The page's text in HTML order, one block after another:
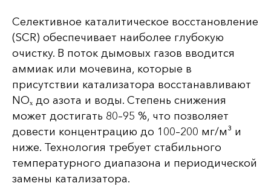
Селективное каталитическое восстановление
(SCR) обеспечивает наиболее глубокую
очистку. В поток дымовых газов вводится
аммиак или мочевина, которые в
присутствии катализатора восстанавливают
NOₓ до азота и воды. Степень снижения
может достигать 80–95 %, что позволяет
довести концентрацию до 100–200 мг/м³ и
ниже. Технология требует стабильного
температурного диапазона и периодической
замены катализатора.